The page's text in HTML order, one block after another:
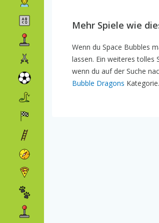
Mehr Spiele wie
Wenn du Space Bubbles
lassen. Ein weiteres tolles
wenn du auf der Suche
Bubble Dragons